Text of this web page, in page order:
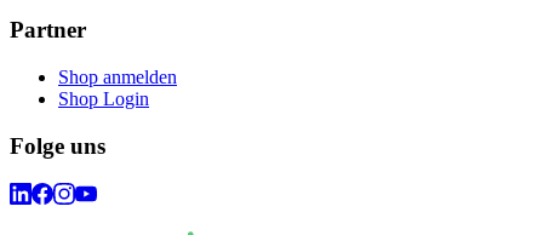
Partner
Shop anmelden
Shop Login
Folge uns